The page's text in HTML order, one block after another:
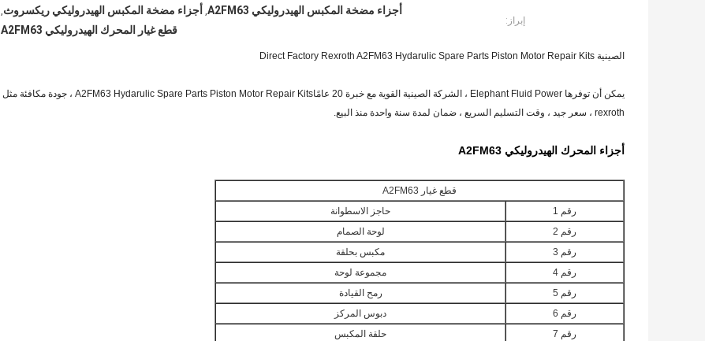
إبراز:
أجزاء مضخة المكبس الهيدروليكي A2FM63 , أجزاء مضخة المكبس الهيدروليكي ريكسروث,
قطع غيار المحرك الهيدروليكي A2FM63
الصينية Direct Factory Rexroth A2FM63 Hydarulic Spare Parts Piston Motor Repair Kits
يمكن أن توفرها Elephant Fluid Power ، الشركة الصينية القوية مع خبرة 20 عامًا
A2FM63 Hydarulic Spare Parts Piston Motor Repair Kits ، جودة مكافئة مثل
rexroth ، سعر جيد ، وقت التسليم السريع ، ضمان لمدة سنة واحدة منذ البيع.
أجزاء المحرك الهيدروليكي A2FM63
قطع غيار A2FM63
رقم 1
حاجز الاسطوانة
رقم 2
لوحة الصمام
رقم 3
مكبس بحلقة
رقم 4
مجموعة لوحة
رقم 5
رمح القيادة
رقم 6
دبوس المركز
رقم 7
حلقة المكبس